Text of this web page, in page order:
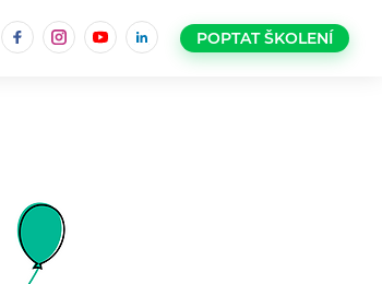
FacebookInstagramYouTubeLinkedIn POPTAT ŠKOLENÍ